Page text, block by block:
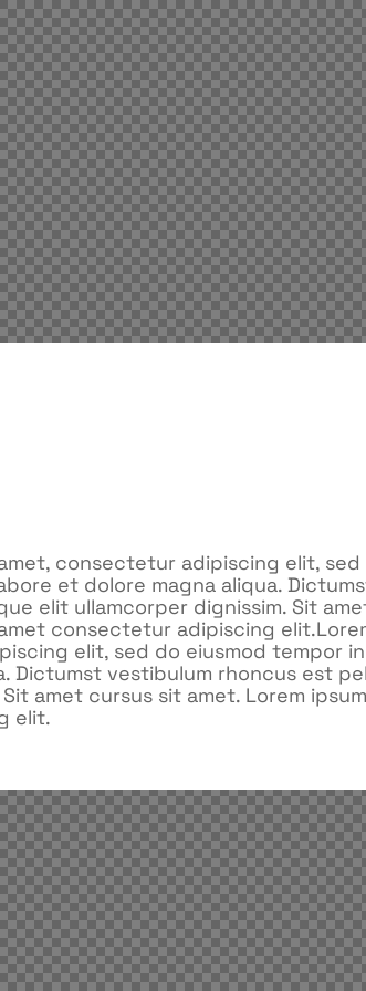
consectetur adipiscing elit, sed
et dolore magna aliqua.
elit ullamcorper dignissim. Sit
consectetur adipiscing
elit, sed do eiusmod tempor
Dictumst vestibulum rhoncus est
amet cursus sit amet. Lorem
elit.